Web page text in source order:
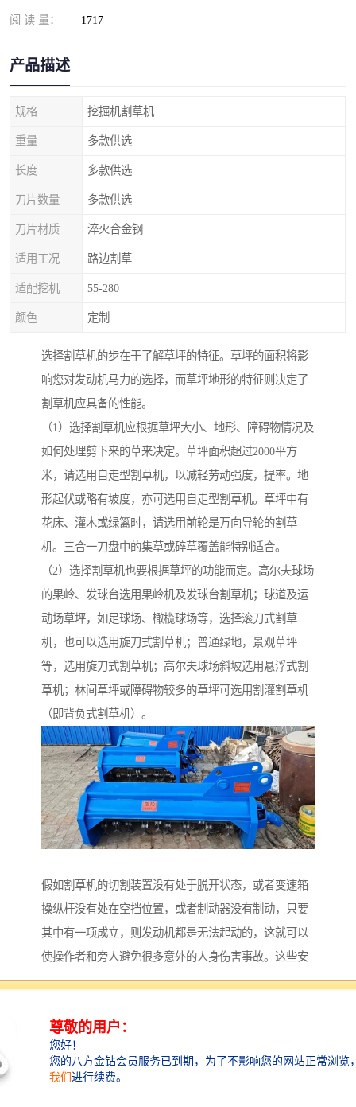
阅 读 量： 1717
产品描述
规格 挖掘机割草机
重量 多款供选
长度 多款供选
刀片数量 多款供选
刀片材质 淬火合金钢
适用工况 路边割草
适配挖机 55-280
颜色 定制
选择割草机的步在于了解草坪的特征。草坪的面积将影
响您对发动机马力的选择，而草坪地形的特征则决定了
割草机应具备的性能。
（1）选择割草机应根据草坪大小、地形、障碍物情况及
如何处理剪下来的草来决定。草坪面积超过2000平方
米，请选用自走型割草机，以减轻劳动强度，提率。地
形起伏或略有坡度，亦可选用自走型割草机。草坪中有
花床、灌木或绿篱时，请选用前轮是万向导轮的割草
机。三合一刀盘中的集草或碎草覆盖能特别适合。
（2）选择割草机也要根据草坪的功能而定。高尔夫球场
的果岭、发球台选用果岭机及发球台割草机；球道及运
动场草坪，如足球场、橄榄球场等，选择滚刀式割草
机，也可以选用旋刀式割草机；普通绿地，景观草坪
等，选用旋刀式割草机；高尔夫球场斜坡选用悬浮式割
草机；林间草坪或障碍物较多的草坪可选用割灌割草机
（即背负式割草机）。
假如割草机的切割装置没有处于脱开状态，或者变速箱
操纵杆没有处在空挡位置，或者制动器没有制动，只要
其中有一项成立，则发动机都是无法起动的，这就可以
使操作者和旁人避免很多意外的人身伤害事故。这些安
全装置今后也必将在园林机械设备园林机械配件各种产